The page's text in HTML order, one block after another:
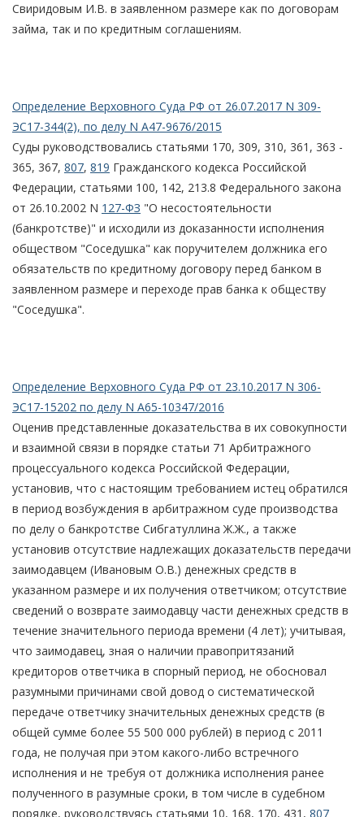
Свиридовым И.В. в заявленном размере как по договорам
займа, так и по кредитным соглашениям.
Определение Верховного Суда РФ от 26.07.2017 N 309-
ЭС17-344(2), по делу N А47-9676/2015
Суды руководствовались статьями 170, 309, 310, 361, 363 -
365, 367, 807, 819 Гражданского кодекса Российской
Федерации, статьями 100, 142, 213.8 Федерального закона
от 26.10.2002 N 127-ФЗ "О несостоятельности
(банкротстве)" и исходили из доказанности исполнения
обществом "Соседушка" как поручителем должника его
обязательств по кредитному договору перед банком в
заявленном размере и переходе прав банка к обществу
"Соседушка".
Определение Верховного Суда РФ от 23.10.2017 N 306-
ЭС17-15202 по делу N А65-10347/2016
Оценив представленные доказательства в их совокупности
и взаимной связи в порядке статьи 71 Арбитражного
процессуального кодекса Российской Федерации,
установив, что с настоящим требованием истец обратился
в период возбуждения в арбитражном суде производства
по делу о банкротстве Сибгатуллина Ж.Ж., а также
установив отсутствие надлежащих доказательств передачи
заимодавцем (Ивановым О.В.) денежных средств в
указанном размере и их получения ответчиком; отсутствие
сведений о возврате заимодавцу части денежных средств в
течение значительного периода времени (4 лет); учитывая,
что заимодавец, зная о наличии правопритязаний
кредиторов ответчика в спорный период, не обосновал
разумными причинами свой довод о систематической
передаче ответчику значительных денежных средств (в
общей сумме более 55 500 000 рублей) в период с 2011
года, не получая при этом какого-либо встречного
исполнения и не требуя от должника исполнения ранее
полученного в разумные сроки, в том числе в судебном
порядке, руководствуясь статьями 10, 168, 170, 431, 807